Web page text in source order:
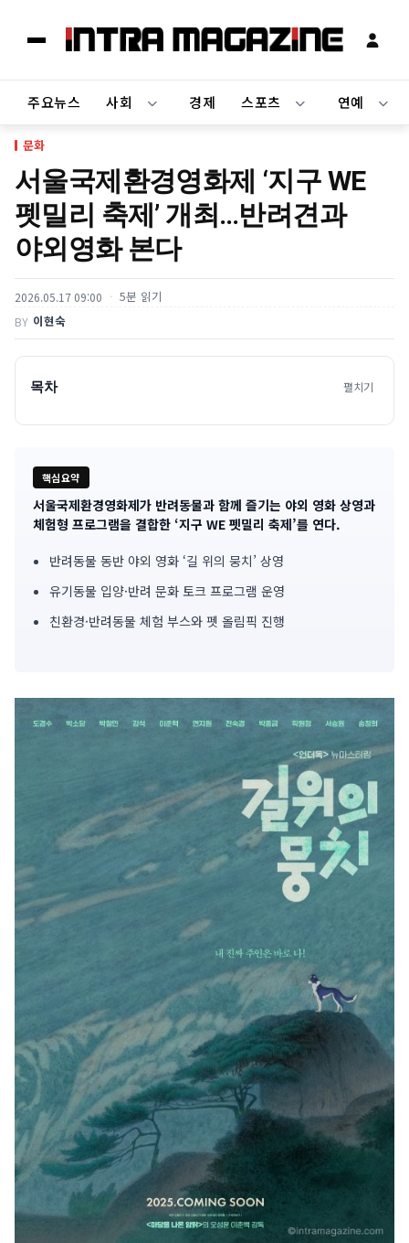
주요뉴스 사회 경제 스포츠 연예
문화
서울국제환경영화제 ‘지구 WE
펫밀리 축제’ 개최…반려견과
야외영화 본다
2026.05.17 09:00 5분 읽기
BY 이현숙
목차 펼치기
핵심요약
기
심
서울국제환경영화제가 반려동물과 함께 즐기는 야외 영화 상영과
체험형 프로그램을 결합한 ‘지구 WE 펫밀리 축제’를 연다.
반려동물 동반 야외 영화 ‘길 위의 뭉치’ 상영
유기동물 입양·반려 문화 토크 프로그램 운영
친환경·반려동물 체험 부스와 펫 올림픽 진행